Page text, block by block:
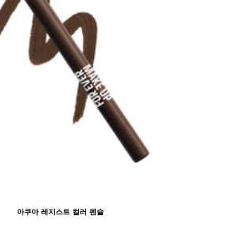
아쿠아 레지스트 컬러 펜슬